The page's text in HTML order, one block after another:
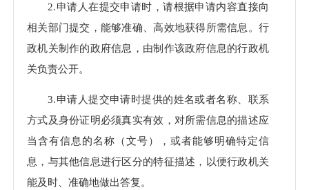
2.申请人在提交申请时，请根据申请内容直接向
相关部门提交，能够准确、高效地获得所需信息。行
政机关制作的政府信息，由制作该政府信息的行政机
关负责公开。
3.申请人提交申请时提供的姓名或者名称、联系
方式及身份证明必须真实有效，对所需信息的描述应
当含有信息的名称（文号），或者能够明确特定信
息，与其他信息进行区分的特征描述，以便行政机关
能及时、准确地做出答复。